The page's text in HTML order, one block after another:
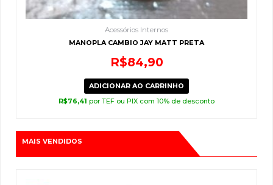
Acessórios Internos
MANOPLA CAMBIO JAY MATT PRETA
R$84,90
ADICIONAR AO CARRINHO
R$76,41 por TEF ou PIX com 10% de desconto
MAIS VENDIDOS